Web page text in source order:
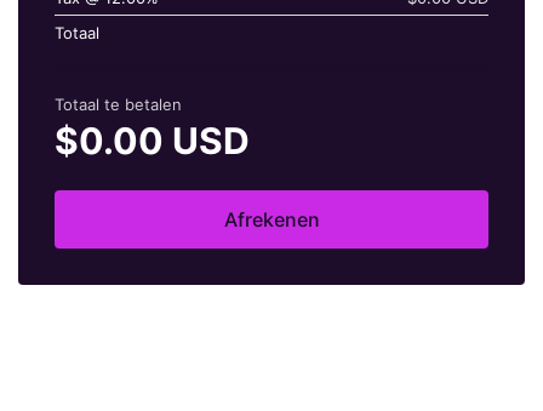
Totaal
$0.00 USD
Totaal te betalen
Afrekenen